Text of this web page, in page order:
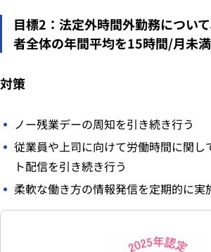
目標2：法定外時間外勤務につい
者全体の年間平均を15時間/月未
対策
ノー残業デーの周知を引き続き行う
従業員や上司に向けて労働時間に関し
ト配信を引き続き行う
柔軟な働き方の情報発信を定期的に実